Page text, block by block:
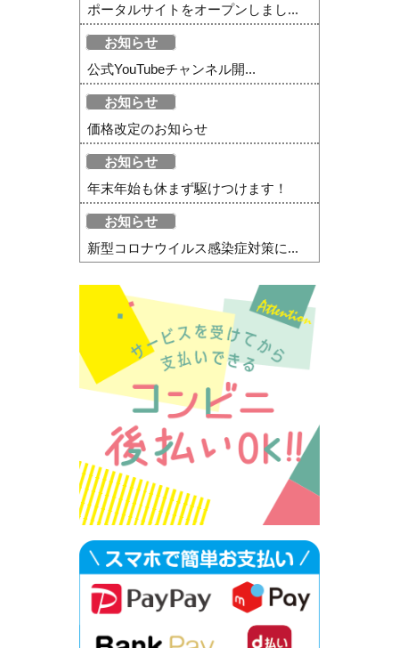
ポータルサイトをオープンしまし...
お知らせ
公式YouTubeチャンネル開...
お知らせ
価格改定のお知らせ
お知らせ
年末年始も休まず駆けつけます！
お知らせ
新型コロナウイルス感染症対策に...